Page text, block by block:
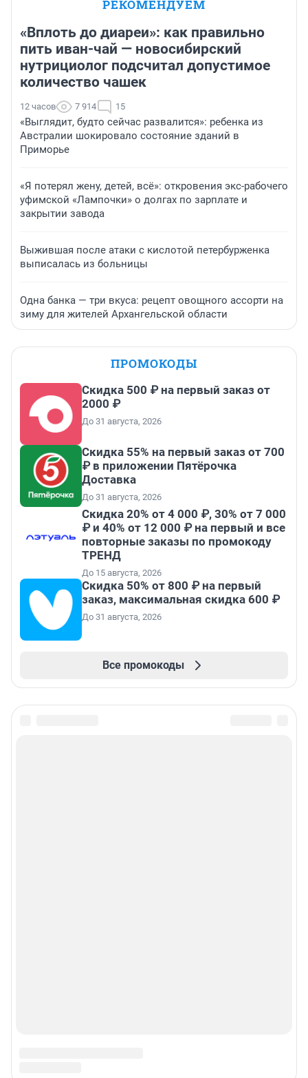
РЕКОМЕНДУЕМ
«Вплоть до диареи»: как правильно
пить иван-чай — новосибирский
нутрициолог подсчитал допустимое
количество чашек
12 часов 7 914 15
«Выглядит, будто сейчас развалится»: ребенка из
Австралии шокировало состояние зданий в
Приморье
«Я потерял жену, детей, всё»: откровения экс-рабочего
уфимской «Лампочки» о долгах по зарплате и
закрытии завода
Выжившая после атаки с кислотой петербурженка
выписалась из больницы
Одна банка — три вкуса: рецепт овощного ассорти на
зиму для жителей Архангельской области
ПРОМОКОДЫ
Скидка 500 ₽ на первый заказ от
2000 ₽
До 31 августа, 2026
Скидка 55% на первый заказ от 700
₽ в приложении Пятёрочка
Доставка
До 31 августа, 2026
Скидка 20% от 4 000 ₽, 30% от 7 000
₽ и 40% от 12 000 ₽ на первый и все
повторные заказы по промокоду
ТРЕНД
До 15 августа, 2026
Скидка 50% от 800 ₽ на первый
заказ, максимальная скидка 600 ₽
До 31 августа, 2026
Все промокоды